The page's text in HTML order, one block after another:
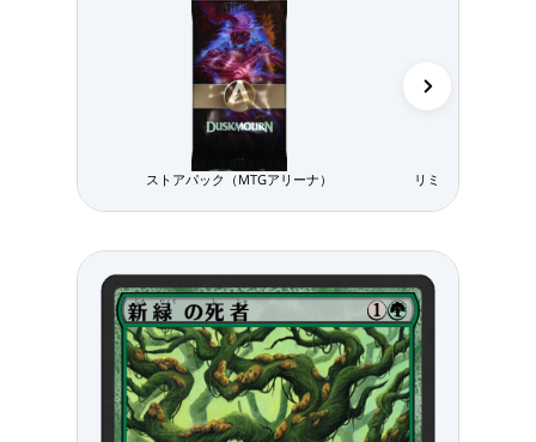
ストアパック（MTGアリーナ） リミテッド用パッ